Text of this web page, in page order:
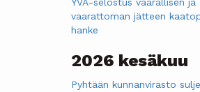
YVA-selostus vaarallisen ja
vaarattoman jätteen
hanke
2026 kesäkuu
Pyhtään kunnanvirasto